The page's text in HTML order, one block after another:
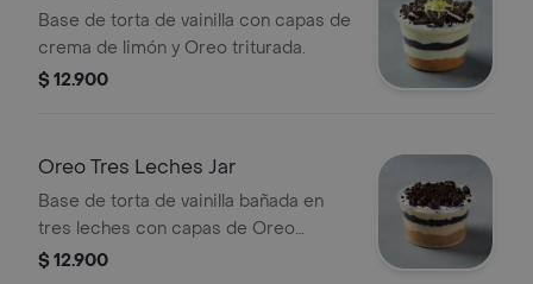
Base de torta de vainilla con capas de
crema de limón y Oreo triturada.
$ 12.900
Oreo Tres Leches Jar
Base de torta de vainilla bañada en
tres leches con capas de Oreo
triturada.
$ 12.900